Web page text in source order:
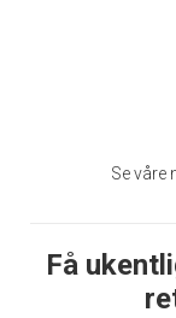
Se våre
Få